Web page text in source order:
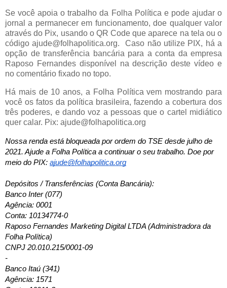
Se você apoia o trabalho da Folha Política e pode ajudar o
jornal a permanecer em funcionamento, doe qualquer valor
através do Pix, usando o QR Code que aparece na tela ou o
código ajude@folhapolitica.org. Caso não utilize PIX, há a
opção de transferência bancária para a conta da empresa
Raposo Fernandes disponível na descrição deste vídeo e
no comentário fixado no topo.
Há mais de 10 anos, a Folha Política vem mostrando para
você os fatos da política brasileira, fazendo a cobertura dos
três poderes, e dando voz a pessoas que o cartel midiático
quer calar. Pix: ajude@folhapolitica.org
Nossa renda está bloqueada por ordem do TSE desde julho de
2021. Ajude a Folha Política a continuar o seu trabalho. Doe por
meio do PIX: ajude@folhapolitica.org
Depósitos / Transferências (Conta Bancária):
Banco Inter (077)
Agência: 0001
Conta: 10134774-0
Raposo Fernandes Marketing Digital LTDA (Administradora da
Folha Política)
CNPJ 20.010.215/0001-09
-
Banco Itaú (341)
Agência: 1571